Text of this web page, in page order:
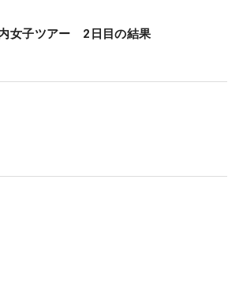
、宮里優作のキャディとして国内
現した。2人はスイスの高級時
・ミル』を腕につけて戦うリシャ
リー（アンバサダー）として、以
女子ツアー 2日目の結果